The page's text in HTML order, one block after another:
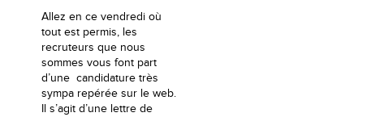
Allez en ce vendredi où
tout est permis, les
recruteurs que nous
sommes vous font part
d’une candidature très
sympa repérée sur le web.
Il s’agit d’une lettre de